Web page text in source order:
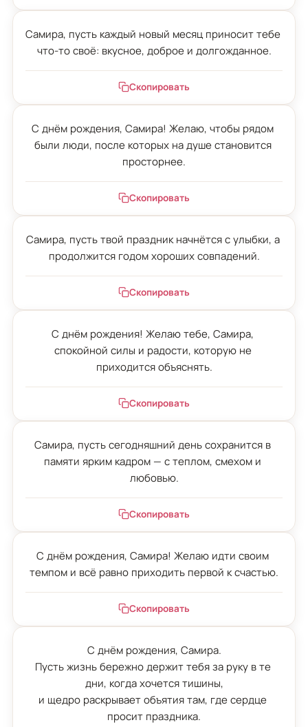
Самира, пусть каждый новый месяц приносит тебе
что-то своё: вкусное, доброе и долгожданное.
Скопировать
С днём рождения, Самира! Желаю, чтобы рядом
были люди, после которых на душе становится
просторнее.
Скопировать
Самира, пусть твой праздник начнётся с улыбки, а
продолжится годом хороших совпадений.
Скопировать
С днём рождения! Желаю тебе, Самира,
спокойной силы и радости, которую не
приходится объяснять.
Скопировать
Самира, пусть сегодняшний день сохранится в
памяти ярким кадром — с теплом, смехом и
любовью.
Скопировать
С днём рождения, Самира! Желаю идти своим
темпом и всё равно приходить первой к счастью.
Скопировать
С днём рождения, Самира.
Пусть жизнь бережно держит тебя за руку в те
дни, когда хочется тишины,
и щедро раскрывает объятия там, где сердце
просит праздника.